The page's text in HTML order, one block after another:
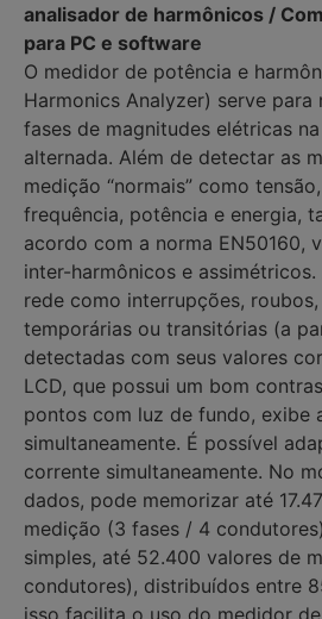
analisador de harmônicos /
para PC e software
O medidor de potência e
Harmonics Analyzer) serve para
fases de magnitudes elétricas
alternada. Além de detectar as
medição “normais” como
frequência, potência e energia,
acordo com a norma EN50160,
inter-harmônicos e
rede como interrupções,
temporárias ou transitórias (a
detectadas com seus valores
LCD, que possui um bom
pontos com luz de fundo, exibe
simultaneamente. É possível
corrente simultaneamente. No
dados, pode memorizar até
medição (3 fases / 4
simples, até 52.400 valores de
condutores), distribuídos entre